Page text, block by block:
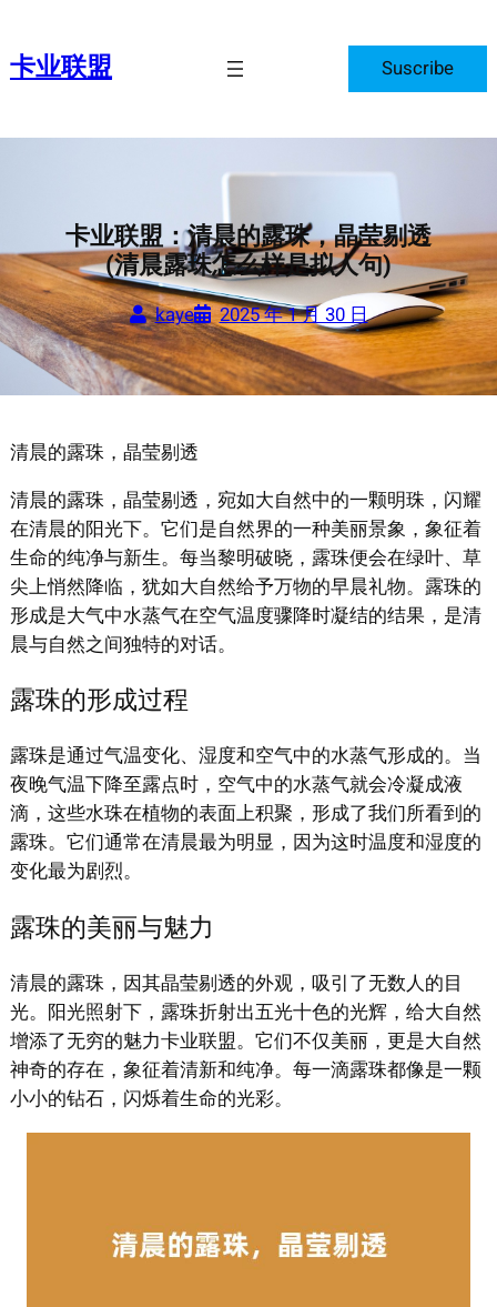
内卡业联盟 Suscribe
卡业联盟：清晨的露珠，晶莹剔透
(清晨露珠怎么样是拟人句)
kaye 2025 年 1 月 30 日
清晨的露珠，晶莹剔透
清晨的露珠，晶莹剔透，宛如大自然中的一颗明珠，闪耀
在清晨的阳光下。它们是自然界的一种美丽景象，象征着
生命的纯净与新生。每当黎明破晓，露珠便会在绿叶、草
尖上悄然降临，犹如大自然给予万物的早晨礼物。露珠的
形成是大气中水蒸气在空气温度骤降时凝结的结果，是清
晨与自然之间独特的对话。
露珠的形成过程
露珠是通过气温变化、湿度和空气中的水蒸气形成的。当
夜晚气温下降至露点时，空气中的水蒸气就会冷凝成液
滴，这些水珠在植物的表面上积聚，形成了我们所看到的
露珠。它们通常在清晨最为明显，因为这时温度和湿度的
变化最为剧烈。
露珠的美丽与魅力
清晨的露珠，因其晶莹剔透的外观，吸引了无数人的目
光。阳光照射下，露珠折射出五光十色的光辉，给大自然
增添了无穷的魅力卡业联盟。它们不仅美丽，更是大自然
神奇的存在，象征着清新和纯净。每一滴露珠都像是一颗
小小的钻石，闪烁着生命的光彩。